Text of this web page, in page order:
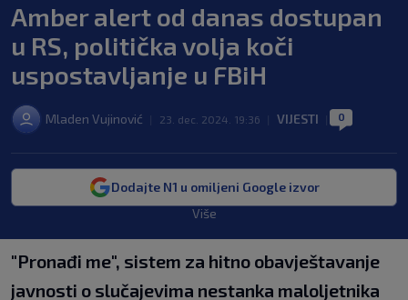
Amber alert od danas dostupan
u RS, politička volja koči
uspostavljanje u FBiH
Mladen Vujinović 23. dec. 2024. 19:36 VIJESTI 0
Dodajte N1 u omiljeni Google izvor
Više
"Pronađi me", sistem za hitno obavještavanje
javnosti o slučajevima nestanka maloljetnika